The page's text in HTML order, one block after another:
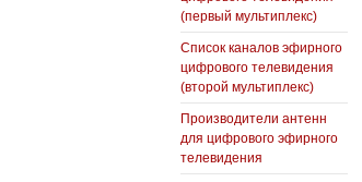
(первый мультиплекс)
Список каналов эфирного
цифрового телевидения
(второй мультиплекс)
Производители антенн
для цифрового эфирного
телевидения